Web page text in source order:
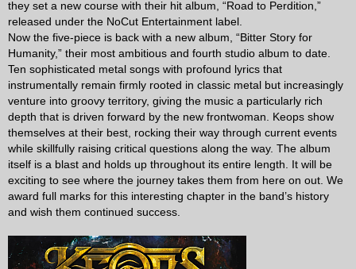
they set a new course with their hit album, “Road to Perdition,”
released under the NoCut Entertainment label.
Now the five-piece is back with a new album, “Bitter Story for
Humanity,” their most ambitious and fourth studio album to date.
Ten sophisticated metal songs with profound lyrics that
instrumentally remain firmly rooted in classic metal but increasingly
venture into groovy territory, giving the music a particularly rich
depth that is driven forward by the new frontwoman. Keops show
themselves at their best, rocking their way through current events
while skillfully raising critical questions along the way. The album
itself is a blast and holds up throughout its entire length. It will be
exciting to see where the journey takes them from here on out. We
award full marks for this interesting chapter in the band’s history
and wish them continued success.